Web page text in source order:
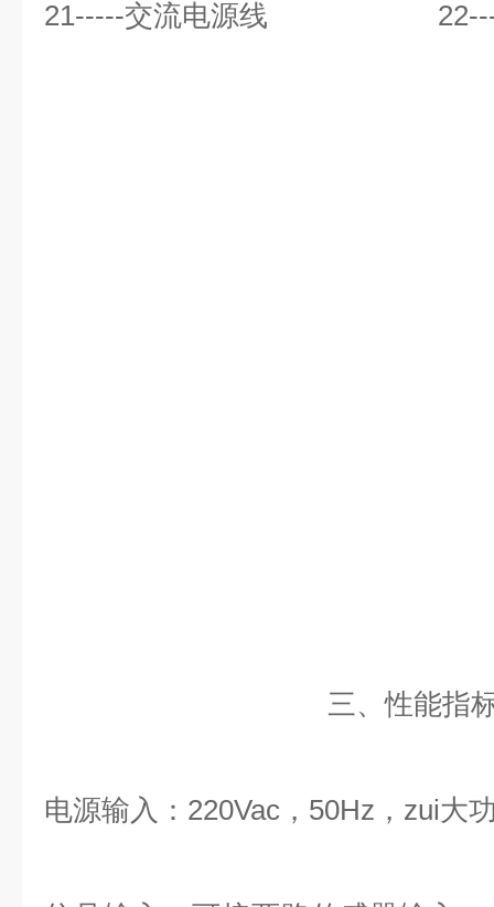
21-----交流电源线 22------
三、性能指
电源输入： 220Vac ， 50Hz ，zui大